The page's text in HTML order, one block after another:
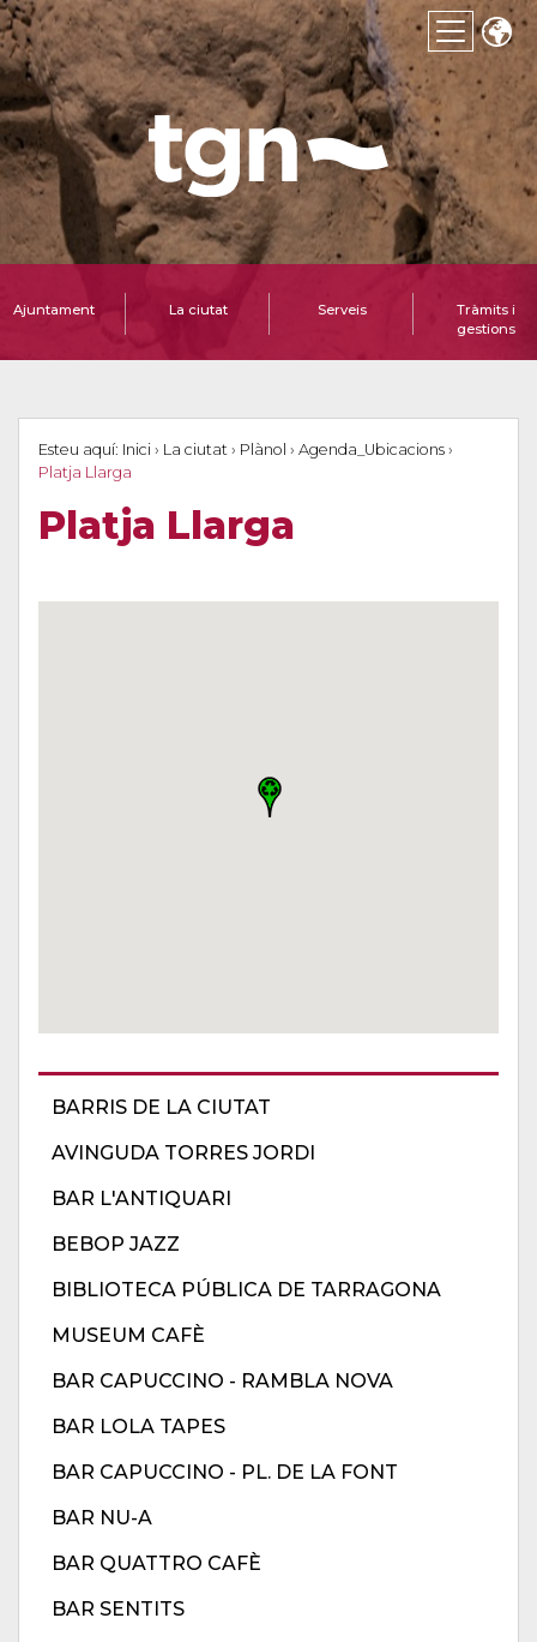
Ajuntament La ciutat Serveis
Tràmits i
gestions
Esteu aquí: Inici › La ciutat › Plànol › Agenda_Ubicacions ›
Platja Llarga
Platja Llarga
BARRIS DE LA CIUTAT
AVINGUDA TORRES JORDI
BAR L'ANTIQUARI
BEBOP JAZZ
BIBLIOTECA PÚBLICA DE TARRAGONA
MUSEUM CAFÈ
BAR CAPUCCINO - RAMBLA NOVA
BAR LOLA TAPES
BAR CAPUCCINO - PL. DE LA FONT
BAR NU-A
BAR QUATTRO CAFÈ
BAR SENTITS